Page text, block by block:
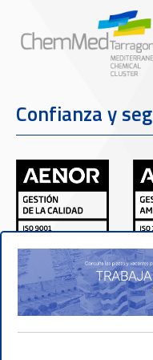
Confianza y